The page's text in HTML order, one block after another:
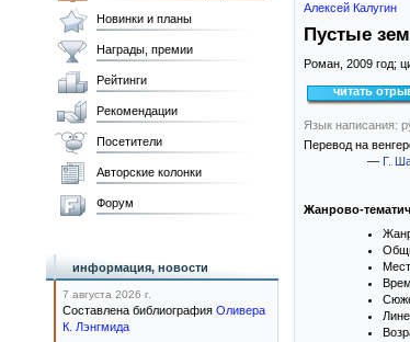
Алексей Калугин
Пустые
Роман, 2009 год;
читать
Язык написания:
Перевод на
— Г.
Жанрово-
Новинки и планы
Награды, премии
Рейтинги
Рекомендации
Посетители
Авторские колонки
Форум
информация, новости
7 августа 2026 г.
Составлена библиография Оливера
К. Лэнгмида